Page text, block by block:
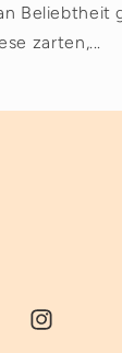
Beliebtheit
zarten,...
Instagram